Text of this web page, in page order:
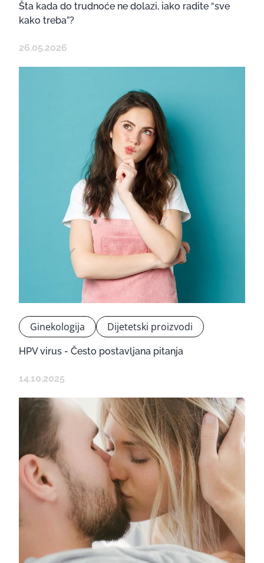
Šta kada do trudnoće ne dolazi, iako radite “sve
kako treba”?
26.05.2026
Ginekologija Dijetetski proizvodi
HPV virus - Često postavljana pitanja
14.10.2025